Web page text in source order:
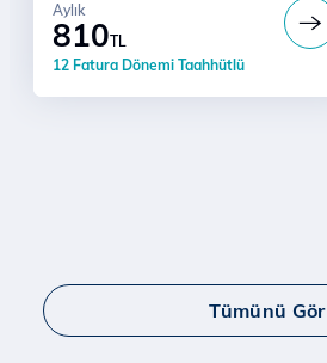
12 Fatura Dönemi Taahhütlü
810TL
Aylık
Tümünü Gör